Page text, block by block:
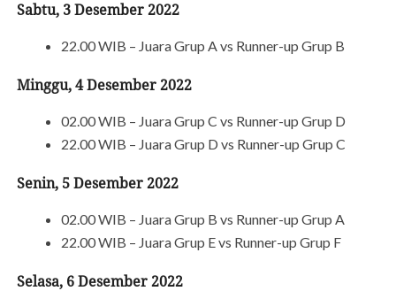
Sabtu, 3 Desember 2022
22.00 WIB – Juara Grup A vs Runner-up Grup B
Minggu, 4 Desember 2022
02.00 WIB – Juara Grup C vs Runner-up Grup D
22.00 WIB – Juara Grup D vs Runner-up Grup C
Senin, 5 Desember 2022
02.00 WIB – Juara Grup B vs Runner-up Grup A
22.00 WIB – Juara Grup E vs Runner-up Grup F
Selasa, 6 Desember 2022